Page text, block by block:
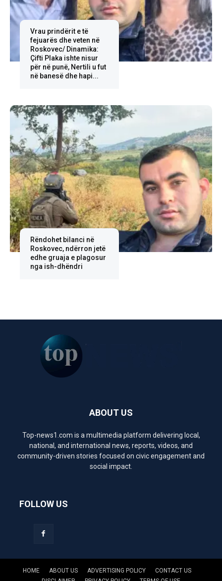
Vrau prindërit e të
fejuarës dhe veten në
Roskovec/ Dinamika:
Çifti Plaka ishte nisur
për në punë, Nertili u fut
në banesë dhe hapi...
Rëndohet bilanci në
Roskovec, ndërron jetë
edhe gruaja e plagosur
nga ish-dhëndri
ABOUT US
Top-news1.com is a multimedia platform delivering local,
national, and international news, reports, videos, and
community-driven stories focused on civic engagement and
social impact.
FOLLOW US
HOME ABOUT US ADVERTISING POLICY
CONTACT US